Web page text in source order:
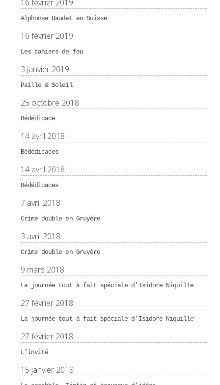
16 février 2019
Alphonse Daudet en Suisse
16 février 2019
Les cahiers de feu
3 janvier 2019
Paille & Soleil
25 octobre 2018
Bédédicace
14 avril 2018
Bédédicaces
14 avril 2018
Bédédicaces
7 avril 2018
Crìme double en Gruyère
3 avril 2018
Crìme double en Gruyère
9 mars 2018
La journée tout à fait spéciale d’Isidore Niquille
27 février 2018
La journée tout à fait spéciale d’Isidore Niquille
27 février 2018
L’invité
15 janvier 2018